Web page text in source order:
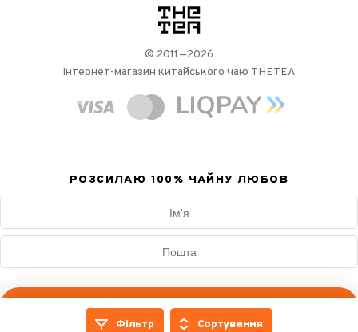
Фільтр Сортування
логотип
© 2011—2026
Інтернет-магазин китайського чаю THETEA
РОЗСИЛАЮ 100% ЧАЙНУ ЛЮБОВ
Підписатись